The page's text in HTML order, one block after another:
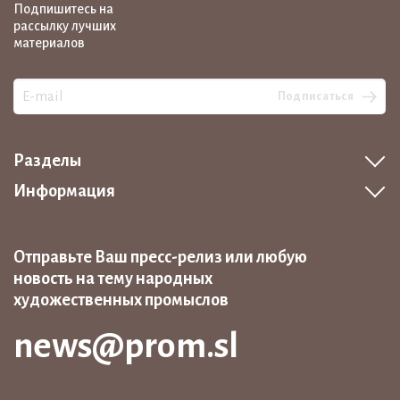
Подпишитесь на
рассылку лучших
материалов
Подписаться
Разделы
Информация
Отправьте Ваш пресс-релиз или любую
новость на тему народных
художественных промыслов
news@prom.sl